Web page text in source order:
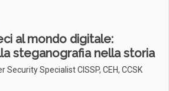
al mondo digitale:
steganografia nella storia
Security Specialist CISSP, CEH, CCSK